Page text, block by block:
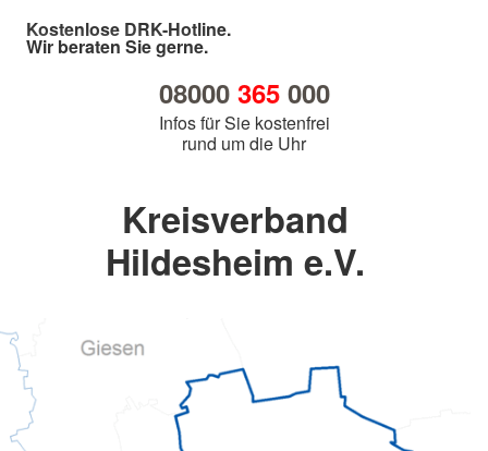
Kostenlose DRK-Hotline.
Wir beraten Sie gerne.
08000 365000
Infos für Sie kostenfrei
rund um die Uhr
Kreisverband
Hildesheim e.V.